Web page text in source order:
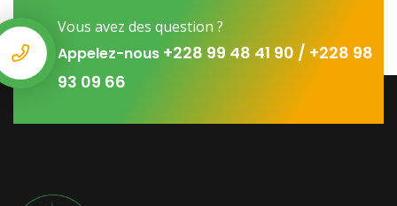
Vous avez des question ?
Appelez-nous +228 99 48 41 90 / +228 98
93 09 66